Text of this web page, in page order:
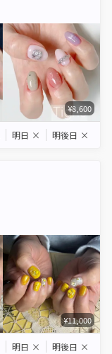
¥8,600
明日 × 明後日 ×
¥11,000
明日 × 明後日 ×